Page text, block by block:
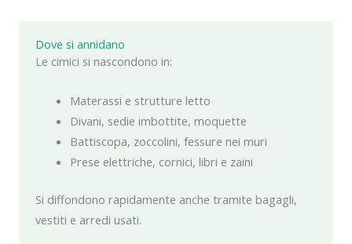
Dove si annidano
Le cimici si nascondono in:
Materassi e strutture letto
Divani, sedie imbottite, moquette
Battiscopa, zoccolini, fessure nei muri
Prese elettriche, cornici, libri e zaini
Si diffondono rapidamente anche tramite bagagli,
vestiti e arredi usati.